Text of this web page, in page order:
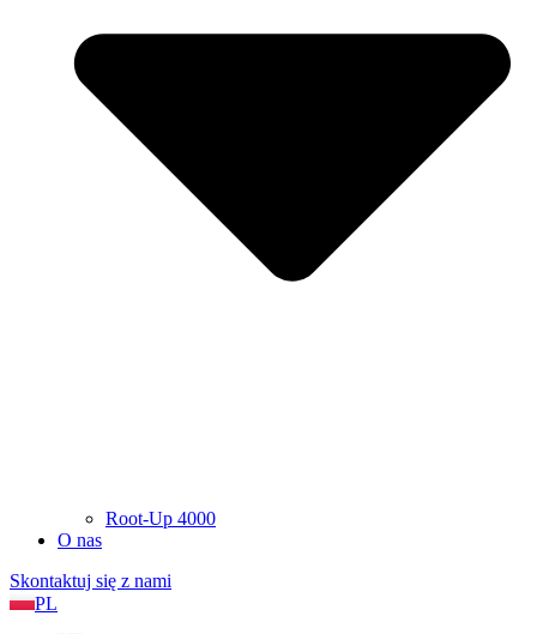
Root-Up 4000
O nas
Skontaktuj się z nami
PL